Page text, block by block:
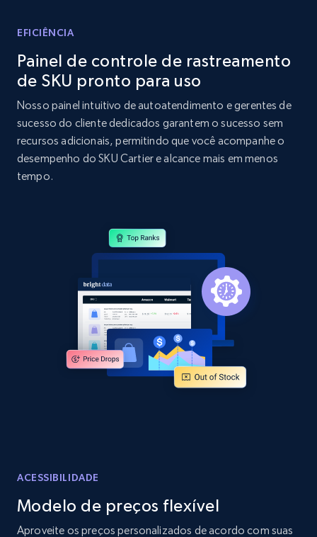
URL, Domain, Country code, Model number,
and more.
Home Depot US - Discovery products by
specific category URL
Comece agora
Amazon products global dataset
Title, Seller name, Brand, Description, Initial
price, Currency, Availability, Reviews count, and
Amazon products global dataset - Collects
products by specific category URL
EFICIÊNCIA
Painel de controle de rastreamento
de SKU pronto para uso
Nosso painel intuitivo de autoatendimento e gerentes de
sucesso do cliente dedicados garantem o sucesso sem
recursos adicionais, permitindo que você acompanhe o
desempenho do SKU Cartier e alcance mais em menos
tempo.
ACESSIBILIDADE
Modelo de preços flexível
Aproveite os preços personalizados de acordo com suas